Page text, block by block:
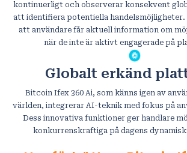
kontinuerligt och observerar konsekvent
att identifiera potentiella
att användare får aktuell information om
när de inte är aktivt engagerade på
Globalt erkänd
Bitcoin Ifex 360 Ai, som känns igen av
världen, integrerar AI-teknik med fokus på
Dess innovativa funktioner ger handlare
konkurrenskraftiga på dagens